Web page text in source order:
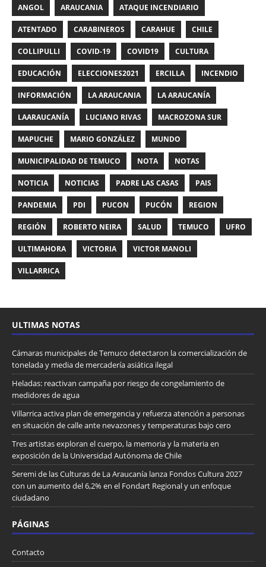
ANGOL ARAUCANIA ATAQUE INCENDIARIO
ATENTADO CARABINEROS CARAHUE CHILE
COLLIPULLI COVID-19 COVID19 CULTURA
EDUCACIÓN ELECCIONES2021 ERCILLA INCENDIO
INFORMACIÓN LA ARAUCANIA LA ARAUCANÍA
LAARAUCANÍA LUCIANO RIVAS MACROZONA SUR
MAPUCHE MARIO GONZÁLEZ MUNDO
MUNICIPALIDAD DE TEMUCO NOTA NOTAS
NOTICIA NOTICIAS PADRE LAS CASAS PAIS
PANDEMIA PDI PUCON PUCÓN REGION
REGIÓN ROBERTO NEIRA SALUD TEMUCO UFRO
ULTIMAHORA VICTORIA VICTOR MANOLI
VILLARRICA
ULTIMAS NOTAS
Cámaras municipales de Temuco detectaron la comercialización de
tonelada y media de mercadería asiática ilegal
Heladas: reactivan campaña por riesgo de congelamiento de
medidores de agua
Villarrica activa plan de emergencia y refuerza atención a personas
en situación de calle ante nevazones y temperaturas bajo cero
Tres artistas exploran el cuerpo, la memoria y la materia en
exposición de la Universidad Autónoma de Chile
Seremi de las Culturas de La Araucanía lanza Fondos Cultura 2027
con un aumento del 6,2% en el Fondart Regional y un enfoque
ciudadano
PÁGINAS
Contacto